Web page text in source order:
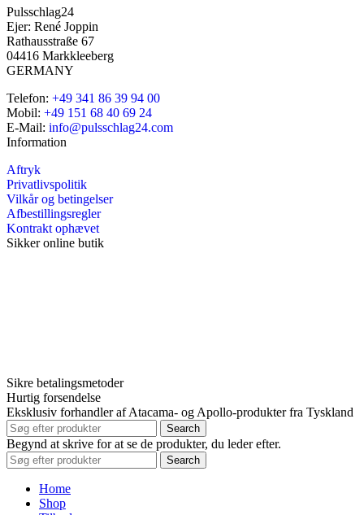
Pulsschlag24
Ejer: René Joppin
Rathausstraße 67
04416 Markkleeberg
GERMANY
Telefon: +49 341 86 39 94 00
Mobil: +49 151 68 40 69 24
E-Mail: info@pulsschlag24.com
Information
Aftryk
Privatlivspolitik
Vilkår og betingelser
Afbestillingsregler
Kontrakt ophævet
Sikker online butik
Sikre betalingsmetoder
Hurtig forsendelse
Eksklusiv forhandler af Atacama- og Apollo-produkter fra Tyskland
Search
Begynd at skrive for at se de produkter, du leder efter.
Search
Home
Shop